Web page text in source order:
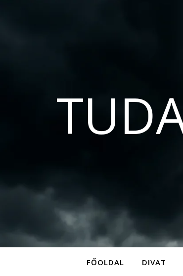
FŐOLDAL DIVAT